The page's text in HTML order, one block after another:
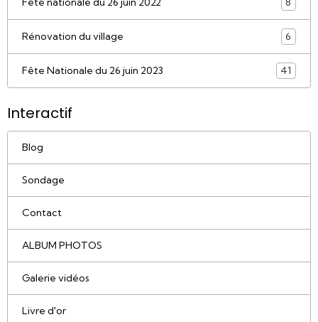
Rénovation du village 6
Fête Nationale du 26 juin 2023 41
Interactif
Blog
Sondage
Contact
ALBUM PHOTOS
Galerie vidéos
Livre d'or